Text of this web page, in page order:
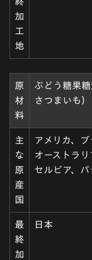
加
工
地
原
材
料
ぶどう糖果
さつまいも）
主
な
原
産
国
アメリカ、
オーストラリ
セルビア、
最
終
加
日本